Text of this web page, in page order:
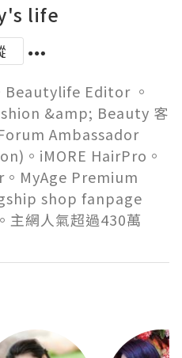
life
Beautylife Editor 。
&amp; Beauty 客
Ambassador
。iMORE HairPro。
MyAge Premium
shop fanpage
網人氣超過430萬